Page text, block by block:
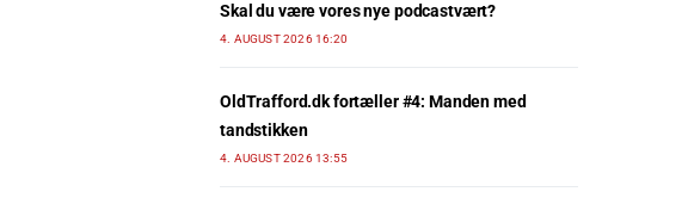
Skal du være vores nye podcastvært?
4. AUGUST 2026 16:20
OldTrafford.dk fortæller #4: Manden med
tandstikken
4. AUGUST 2026 13:55